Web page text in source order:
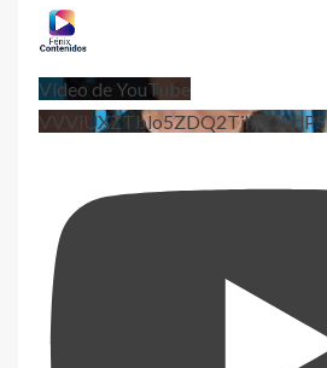
Vídeo de YouTube